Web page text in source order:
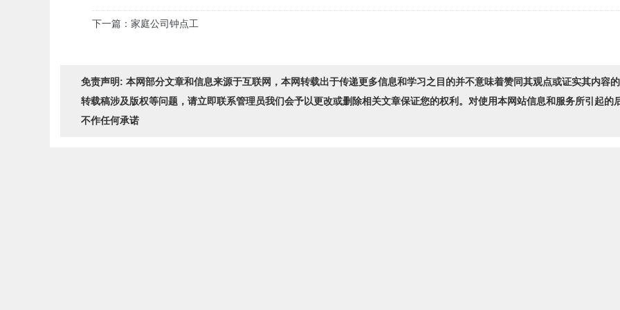
下一篇：家庭公司钟点工
免责声明: 本网部分文章和信息来源于互联网，本网转载出于传递更多信息和学习之目的并不意味着赞同其观点或证实其内容
转载稿涉及版权等问题，请立即联系管理员我们会予以更改或删除相关文章保证您的权利。对使用本网站信息和服务所引起的
不作任何承诺